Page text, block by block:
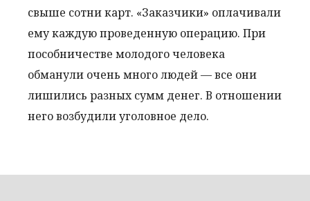
свыше сотни карт. «Заказчики» оплачивали
ему каждую проведенную операцию. При
пособничестве молодого человека
обманули очень много людей — все они
лишились разных сумм денег. В отношении
него возбудили уголовное дело.